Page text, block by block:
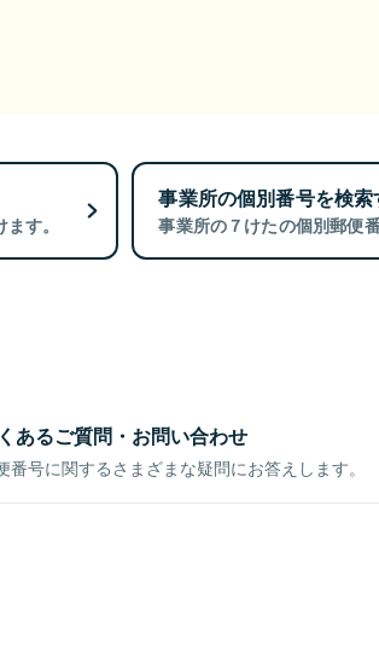
す。
事業所の個別番号を検索
事業所の７けたの個別郵便
あるご質問・お問い合わせ
番号に関するさまざまな疑問にお答えします。